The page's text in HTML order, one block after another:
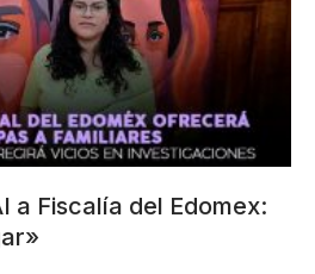
a Fiscalía del Edomex: